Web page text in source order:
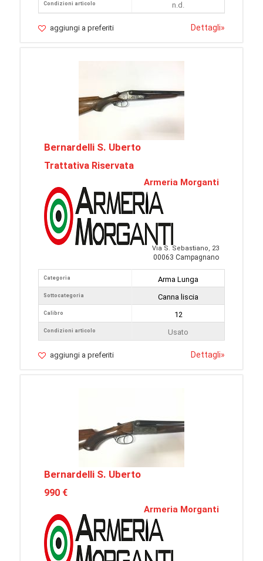
Condizioni articolo
n.d.
aggiungi a preferiti Dettagli»
Bernardelli S. Uberto
Trattativa Riservata
Armeria Morganti
Via S. Sebastiano, 23
00063 Campagnano
Categoria
Sottocategoria
Calibro
Condizioni articolo
Arma Lunga
Canna liscia
12
Usato
aggiungi a preferiti Dettagli»
Bernardelli S. Uberto
990 €
Armeria Morganti